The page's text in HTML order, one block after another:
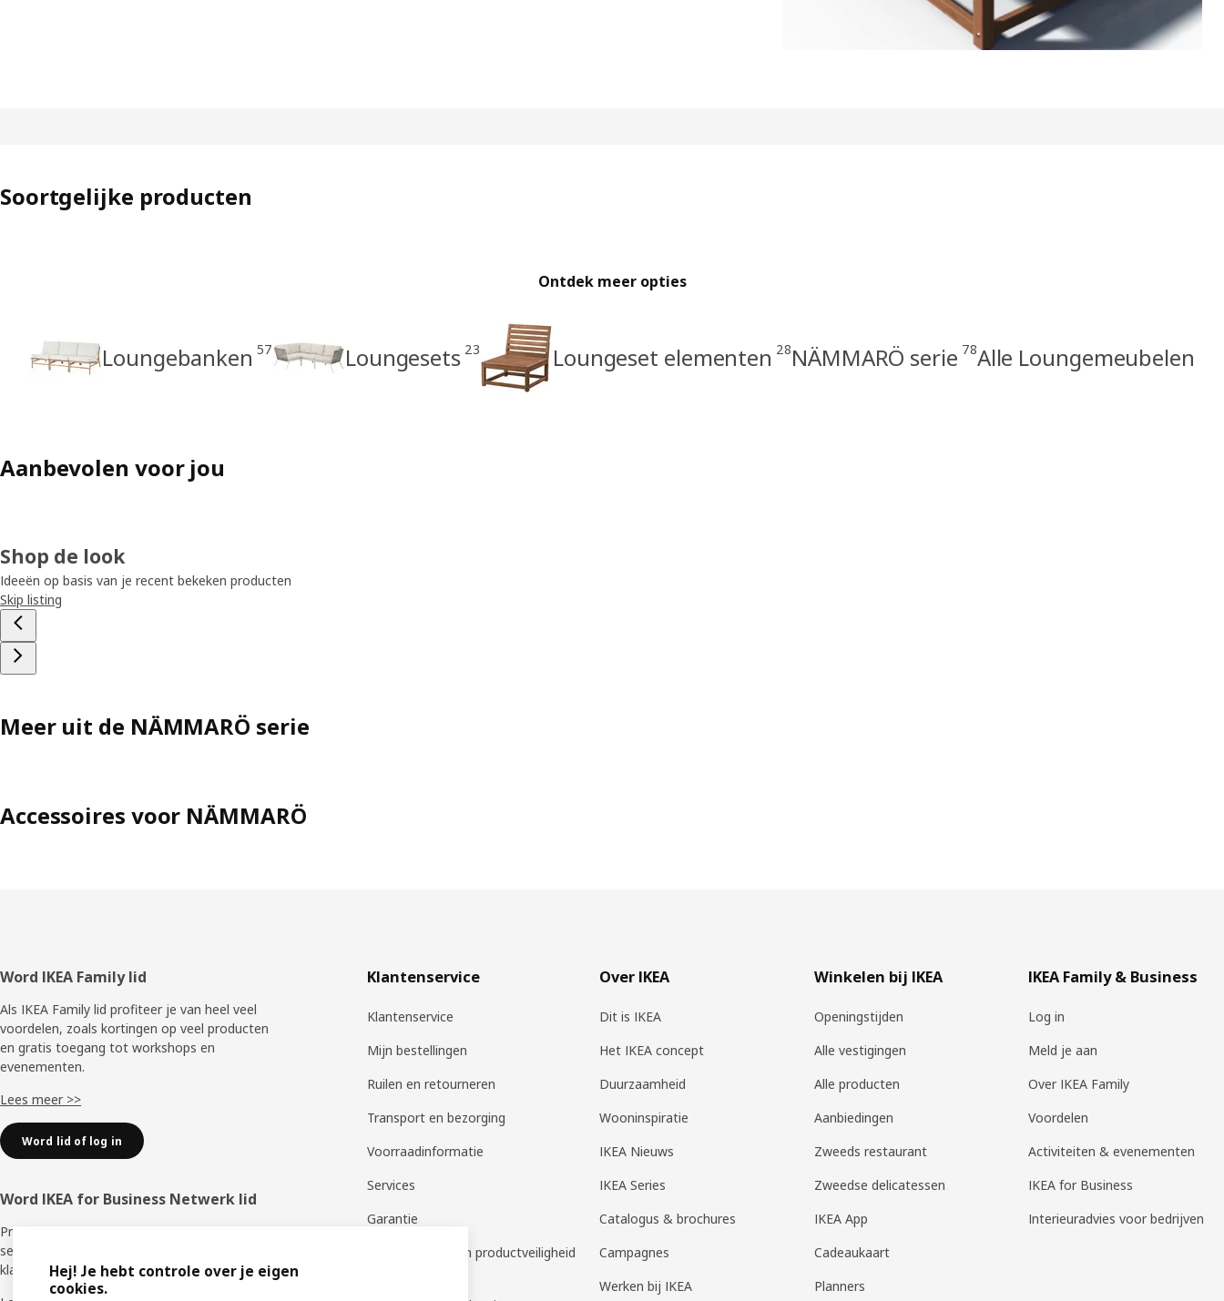
Soortgelijke producten
Ontdek meer opties
Loungebanken 57 Loungesets 23 Loungeset elementen 28NÄMMARÖ serie 78Alle Loungemeubelen
Aanbevolen voor jou
Shop de look
Ideeën op basis van je recent bekeken producten
Skip listing
Meer uit de NÄMMARÖ serie
Accessoires voor NÄMMARÖ
Voettekst
Word IKEA Family lid
Als IKEA Family lid profiteer je van heel veel
voordelen, zoals kortingen op veel producten
en gratis toegang tot workshops en
evenementen.
Lees meer >>
Word lid of log in
Word IKEA for Business Netwerk lid
Profiteer van een aantal unieke voordelen en
services die je ondersteunen als zakelijke
klant.
Klantenservice
Klantenservice
Mijn bestellingen
Ruilen en retourneren
Transport en bezorging
Voorraadinformatie
Services
Garantie
Probleem melden productveiligheid
Over IKEA
Dit is IKEA
Het IKEA concept
Duurzaamheid
Wooninspiratie
IKEA Nieuws
IKEA Series
Catalogus & brochures
Campagnes
Werken bij IKEA
Winkelen bij IKEA
Openingstijden
Alle vestigingen
Alle producten
Aanbiedingen
Zweeds restaurant
Zweedse delicatessen
IKEA App
Cadeaukaart
Planners
IKEA Family & Business
Log in
Meld je aan
Over IKEA Family
Voordelen
Activiteiten & evenementen
IKEA for Business
Interieuradvies voor bedrijven
Hej! Je hebt controle over je eigen
cookies.